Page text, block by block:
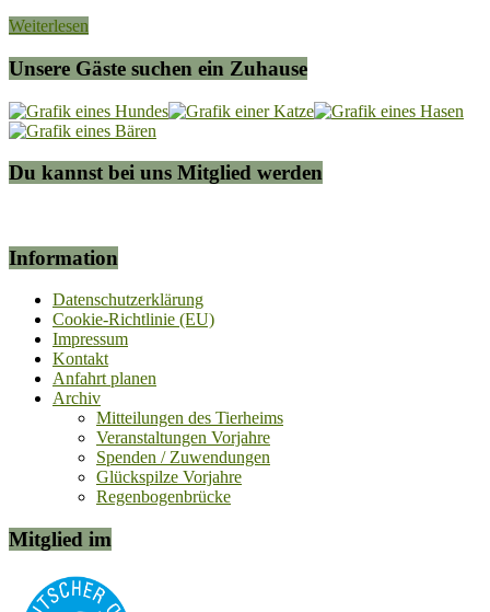
Weiterlesen
Unsere Gäste suchen ein Zuhause
Du kannst bei uns Mitglied werden
Information
Datenschutzerklärung
Cookie-Richtlinie (EU)
Impressum
Kontakt
Anfahrt planen
Archiv
Mitteilungen des Tierheims
Veranstaltungen Vorjahre
Spenden / Zuwendungen
Glückspilze Vorjahre
Regenbogenbrücke
Mitglied im